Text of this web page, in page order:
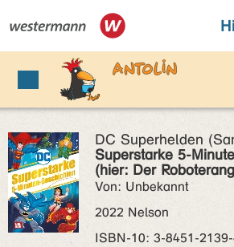
DC Superhelden
Superstarke 5-
(hier: Der
Von: Unbekannt
2022 Nelson
ISBN‑10: 3-8451-